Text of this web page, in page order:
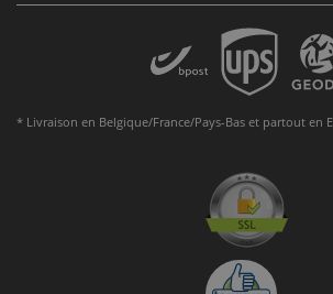
* Livraison en Belgique/France/Pays-Bas et partout en